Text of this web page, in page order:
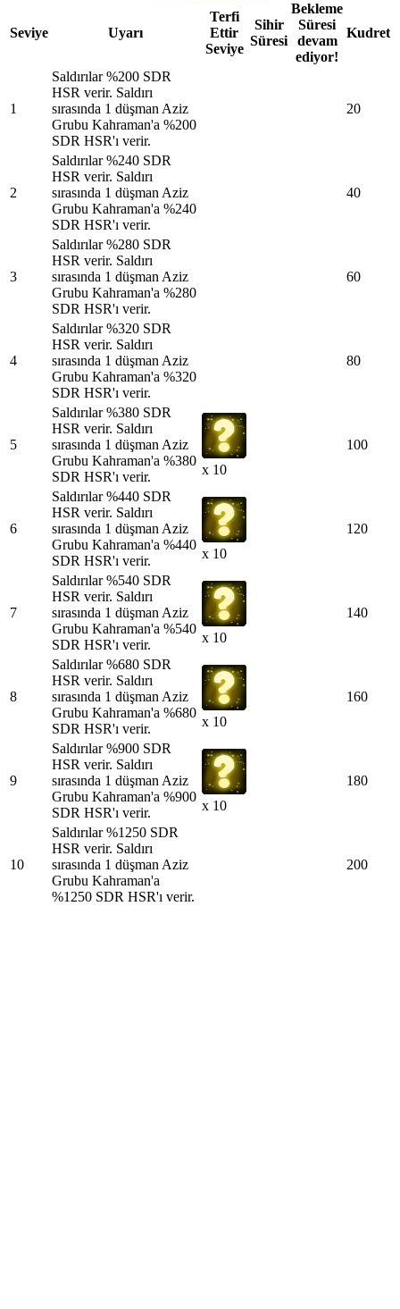
Seviye Uyarı
Terfi
Ettir
Seviye
Sihir
Süresi
Bekleme
Süresi
devam
ediyor!
Kudret
1
Saldırılar %200 SDR
HSR verir. Saldırı
sırasında 1 düşman Aziz
Grubu Kahraman'a %200
SDR HSR'ı verir.
20
2
Saldırılar %240 SDR
HSR verir. Saldırı
sırasında 1 düşman Aziz
Grubu Kahraman'a %240
SDR HSR'ı verir.
40
3
Saldırılar %280 SDR
HSR verir. Saldırı
sırasında 1 düşman Aziz
Grubu Kahraman'a %280
SDR HSR'ı verir.
60
4
Saldırılar %320 SDR
HSR verir. Saldırı
sırasında 1 düşman Aziz
Grubu Kahraman'a %320
SDR HSR'ı verir.
80
5
Saldırılar %380 SDR
HSR verir. Saldırı
sırasında 1 düşman Aziz
Grubu Kahraman'a %380
SDR HSR'ı verir.
x 10
100
6
Saldırılar %440 SDR
HSR verir. Saldırı
sırasında 1 düşman Aziz
Grubu Kahraman'a %440
SDR HSR'ı verir.
x 10
120
7
Saldırılar %540 SDR
HSR verir. Saldırı
sırasında 1 düşman Aziz
Grubu Kahraman'a %540
SDR HSR'ı verir.
x 10
140
8
Saldırılar %680 SDR
HSR verir. Saldırı
sırasında 1 düşman Aziz
Grubu Kahraman'a %680
SDR HSR'ı verir.
x 10
160
9
Saldırılar %900 SDR
HSR verir. Saldırı
sırasında 1 düşman Aziz
Grubu Kahraman'a %900
SDR HSR'ı verir.
x 10
180
10
Saldırılar %1250 SDR
HSR verir. Saldırı
sırasında 1 düşman Aziz
Grubu Kahraman'a
%1250 SDR HSR'ı verir.
200